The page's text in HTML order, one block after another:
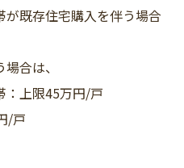
既存住宅購入を伴う場合
合は、
：上限45万円/戸
/戸